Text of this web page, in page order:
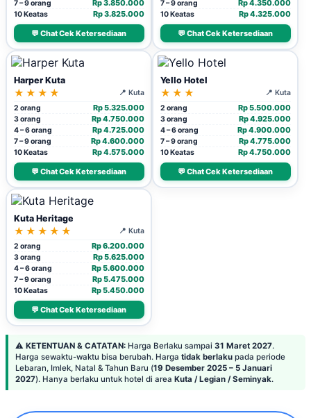
7 – 9 orang Rp 3.850.000
10 Keatas
Rp 3.825.000
💬 Chat Cek Ketersediaan
7 – 9 orang Rp 4.350.000
10 Keatas
Rp 4.325.000
💬 Chat Cek Ketersediaan
Harper Kuta
★★★★
📍 Kuta
2 orang
Rp 5.325.000
3 orang Rp 4.750.000
4 – 6 orang Rp 4.725.000
7 – 9 orang Rp 4.600.000
10 Keatas
Rp 4.575.000
💬 Chat Cek Ketersediaan
Yello Hotel
★★★
📍 Kuta
2 orang
Rp 5.500.000
3 orang Rp 4.925.000
4 – 6 orang Rp 4.900.000
7 – 9 orang Rp 4.775.000
10 Keatas
Rp 4.750.000
💬 Chat Cek Ketersediaan
Kuta Heritage
★★★★★
📍 Kuta
2 orang
Rp 6.200.000
3 orang Rp 5.625.000
4 – 6 orang Rp 5.600.000
7 – 9 orang Rp 5.475.000
10 Keatas
Rp 5.450.000
💬 Chat Cek Ketersediaan
⚠️ KETENTUAN & CATATAN: Harga Berlaku sampai 31 Maret 2027.
Harga sewaktu-waktu bisa berubah. Harga tidak berlaku pada periode
Lebaran, Imlek, Natal & Tahun Baru (19 Desember 2025 – 5 Januari
2027). Hanya berlaku untuk hotel di area Kuta / Legian / Seminyak.